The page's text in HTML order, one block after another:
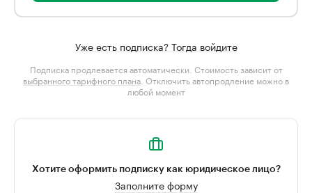
Уже есть подписка? Тогда войдите
Подписка продлевается автоматически. Стоимость зависит от
выбранного тарифного плана . Отключить автопродление можно в
любой момент
Хотите оформить подписку как юридическое лицо?
Заполните форму